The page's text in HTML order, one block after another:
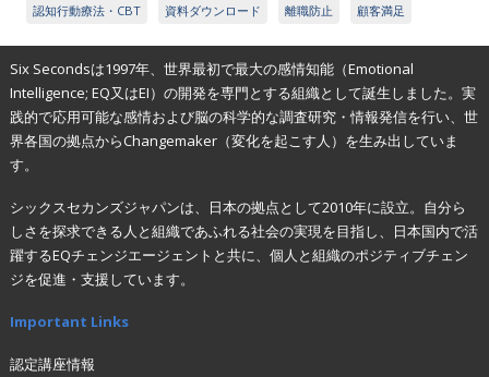
認知行動療法・CBT 資料ダウンロード 離職防止 顧客満足
Six Secondsは1997年、世界最初で最大の感情知能（Emotional
Intelligence; EQ又はEI）の開発を専門とする組織として誕生しました。実
践的で応用可能な感情および脳の科学的な調査研究・情報発信を行い、世
界各国の拠点からChangemaker（変化を起こす人）を生み出していま
す。
シックスセカンズジャパンは、日本の拠点として2010年に設立。自分ら
しさを探求できる人と組織であふれる社会の実現を目指し、日本国内で活
躍するEQチェンジエージェントと共に、個人と組織のポジティブチェン
ジを促進・支援しています。
Important Links
認定講座情報